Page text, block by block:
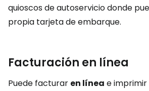
quioscos de autoservicio donde
propia tarjeta de embarque.
Facturación en línea
Puede facturar en línea e